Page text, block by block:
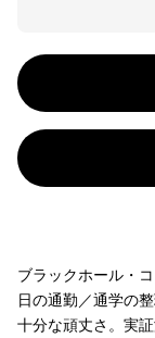
ブラックホール・
日の通勤／通学の
十分な頑丈さ。実